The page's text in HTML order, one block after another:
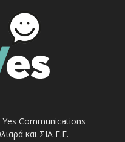
Yes Communications
και ΣΙΑ Ε.Ε.